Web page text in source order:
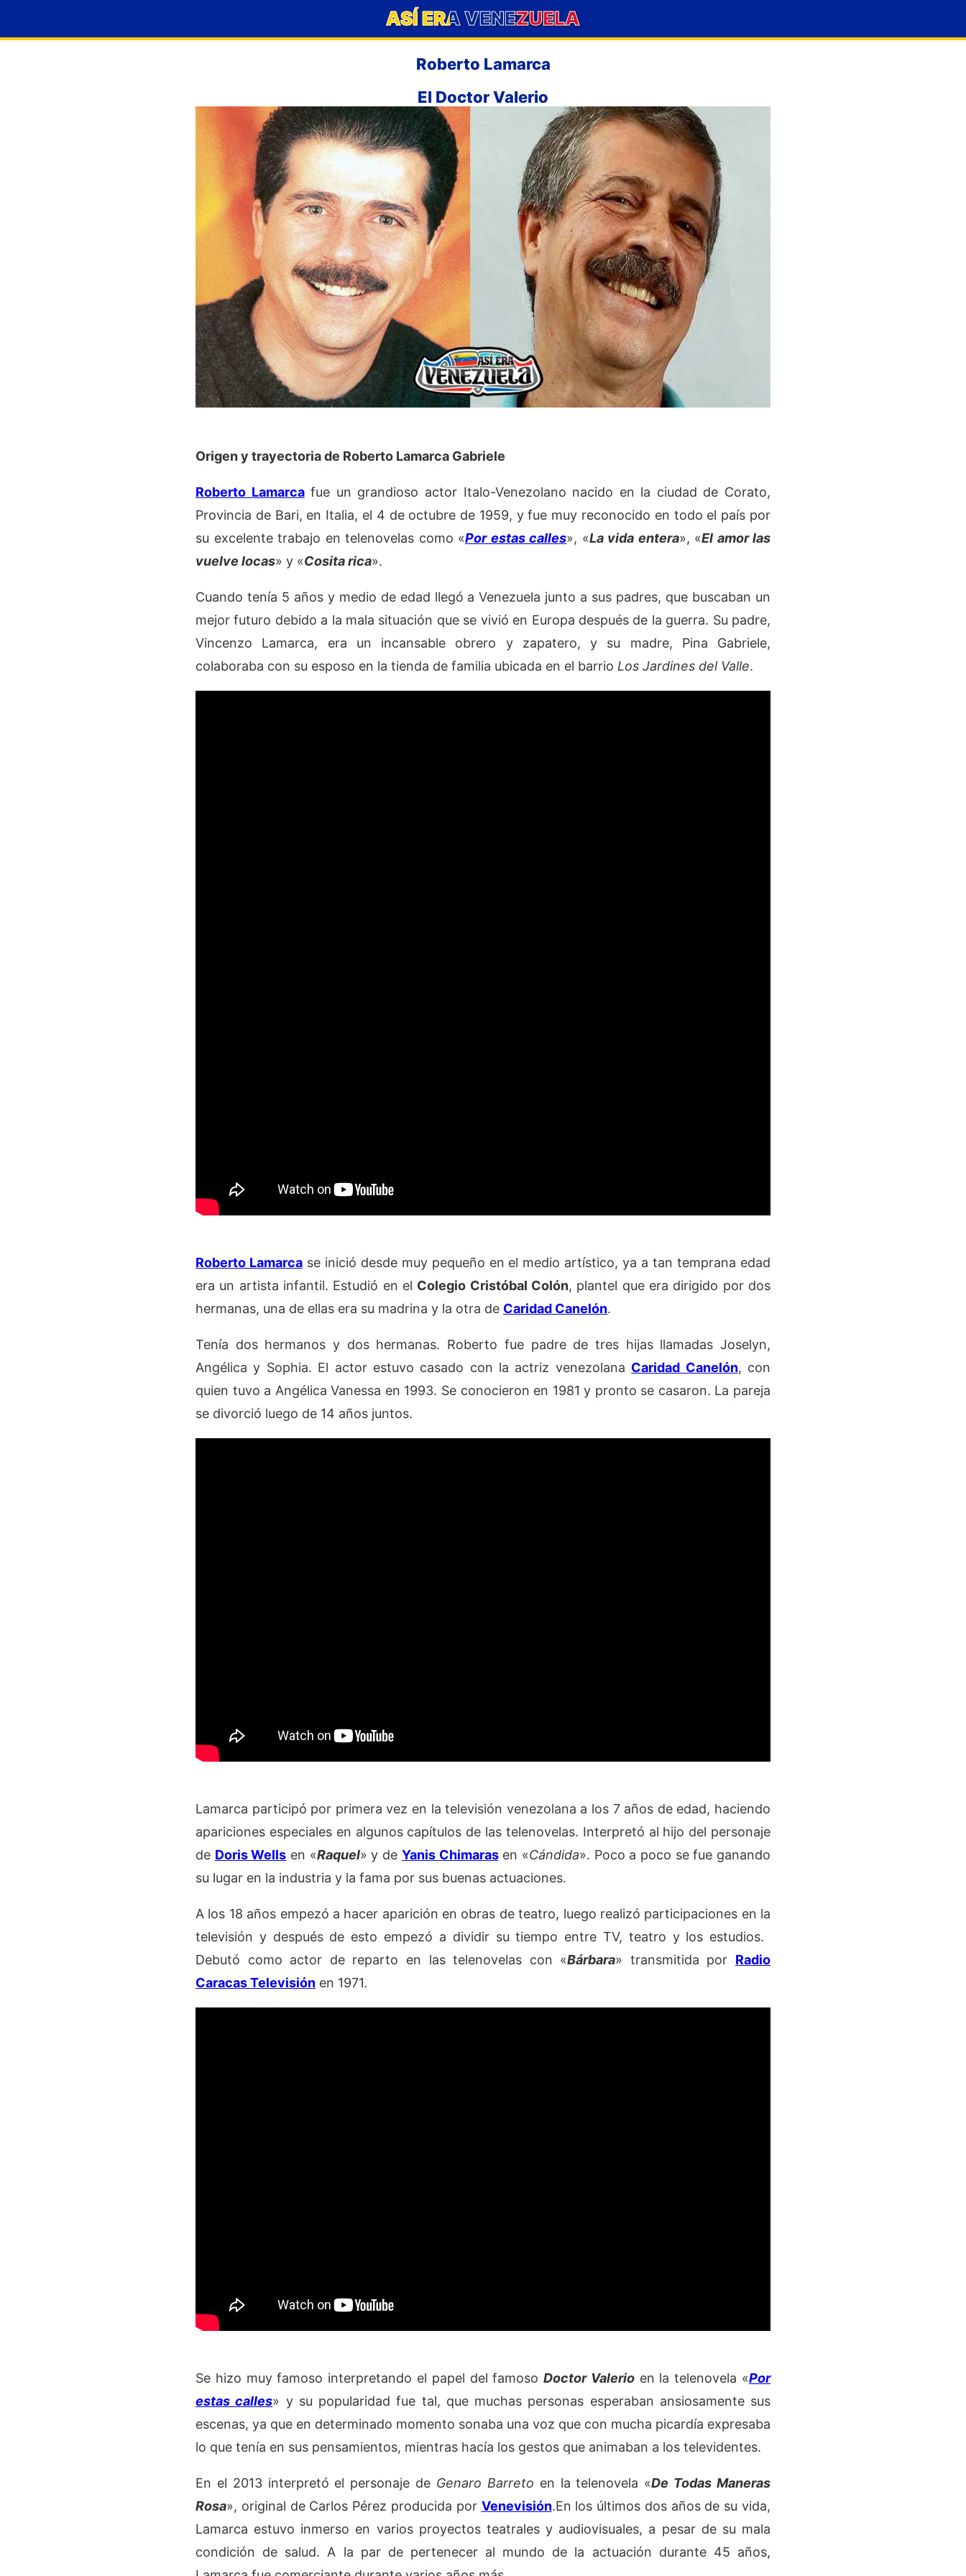
ASÍ ERA VENEZUELA
Roberto Lamarca
El Doctor Valerio
Origen y trayectoria de Roberto Lamarca Gabriele
Roberto Lamarcafue un grandioso actor Italo-Venezolano nacido en la ciudad de Corato,
Provincia de Bari, en Italia, el 4 de octubre de 1959, y fue muy reconocido en todo el país por
su excelente trabajo en telenovelas como «Por estas calles», «La vida entera», «El amor las
vuelve locas» y «Cosita rica».
Cuando tenía 5 años y medio de edad llegó a Venezuela junto a sus padres, que buscaban un
mejor futuro debido a la mala situación que se vivió en Europa después de la guerra. Su padre,
Vincenzo Lamarca, era un incansable obrero y zapatero, y su madre, Pina Gabriele,
colaboraba con su esposo en la tienda de familia ubicada en el barrio Los Jardines del Valle.
Roberto Lamarcase inició desde muy pequeño en el medio artístico, ya a tan temprana edad
era un artista infantil.​ Estudió en el Colegio Cristóbal Colón, plantel que era dirigido por dos
hermanas, una de ellas era su madrina y la otra de Caridad Canelón.
Tenía dos hermanos y dos hermanas. Roberto fue padre de tres hijas llamadas Joselyn,
Angélica y Sophia.​ El actor estuvo casado con la actriz venezolana Caridad Canelón, con
quien tuvo a Angélica Vanessa en 1993. Se conocieron en 1981 y pronto se casaron. La pareja
se divorció luego de 14 años juntos.
Lamarca participó por primera vez en la televisión venezolana a los 7 años de edad, haciendo
apariciones especiales en algunos capítulos de las telenovelas. Interpretó al hijo del personaje
de Doris Wells en «Raquel» y de Yanis Chimarasen «Cándida». Poco a poco se fue ganando
su lugar en la industria y la fama por sus buenas actuaciones.
A los 18 años empezó a hacer aparición en obras de teatro, luego realizó participaciones en la
televisión y después de esto empezó a dividir su tiempo entre TV, teatro y los estudios. ​
Debutó como actor de reparto en las telenovelas con «Bárbara» transmitida por Radio
Caracas Televisión en 1971.
Se hizo muy famoso interpretando el papel del famosoDoctor Valerioen la telenovela «Por
estas calles» y su popularidad fue tal, que muchas personas esperaban ansiosamente sus
escenas, ya que en determinado momento sonaba una voz que con mucha picardía expresaba
lo que tenía en sus pensamientos, mientras hacía los gestos que animaban a los televidentes.
En el 2013 interpretó el personaje de Genaro Barreto en la telenovela «De Todas Maneras
Rosa», original de Carlos Pérez producida por Venevisión.En los últimos dos años de su vida,
Lamarca estuvo inmerso en varios proyectos teatrales y audiovisuales, a pesar de su mala
condición de salud. A la par de pertenecer al mundo de la actuación durante 45 años,